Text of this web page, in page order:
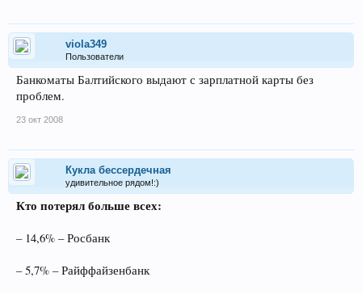
viola349
Пользователи
Банкоматы Балтийского выдают с зарплатной карты без
проблем.
23 окт 2008
Кукла бессердечная
удивительное рядом!:)
Кто потерял больше всех:
– 14,6% – Росбанк
– 5,7% – Райффайзенбанк